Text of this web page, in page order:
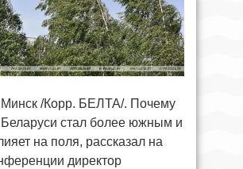
/Корр. БЕЛТА/. Почему
Беларуси стал более южным и
на поля, рассказал на
директор